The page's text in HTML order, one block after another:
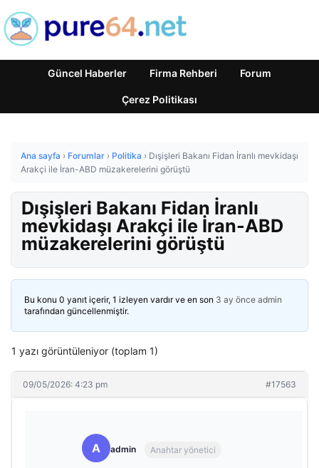
Güncel Haberler Firma Rehberi Forum
Çerez Politikası
Ana sayfa › Forumlar › Politika › Dışişleri Bakanı Fidan İranlı mevkidaşı
Arakçi ile İran-ABD müzakerelerini görüştü
Dışişleri Bakanı Fidan İranlı
mevkidaşı Arakçi ile İran-ABD
müzakerelerini görüştü
Bu konu 0 yanıt içerir, 1 izleyen vardır ve en son 3 ay önce admin
tarafından güncellenmiştir.
1 yazı görüntüleniyor (toplam 1)
09/05/2026: 4:23 pm #17563
A admin Anahtar yönetici